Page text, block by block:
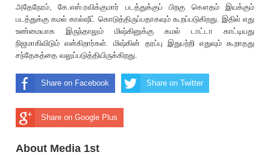
அதேநேரம், கே.எஸ்.ரவிக்குமார் படத்துக்குப் பிறகு கௌதம் இயக்கும்
படத்துக்கு கமல் கால்ஷீட் கொடுத்திருப்பதாகவும் கூறப்படுகிறது. இதில் எது
உண்மையாக இருந்தாலும் மிஷ்கினுக்கு கமல் டாட்டா காட்டியது
நிஜமாகிவிடும் என்கிறார்கள். மிஷ்கின் தரப்பு இதுபற்றி எதுவும் கூறாதது
சந்தேகத்தை வலுப்படுத்தியிருக்கிறது.
Share on Facebook Share on Twitter
Share on Google Plus
About Media 1st